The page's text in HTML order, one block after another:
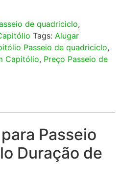
de quadriciclo,
Tags: Alugar
Passeio de quadriciclo,
Capitólio, Preço Passeio de
Passeio
Duração de